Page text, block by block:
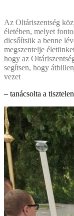
Az Oltáriszentség
életében, melyet
dicsőítsük a benne
megszentelje
hogy az
segítsen, hogy
vezet
– tanácsolta a